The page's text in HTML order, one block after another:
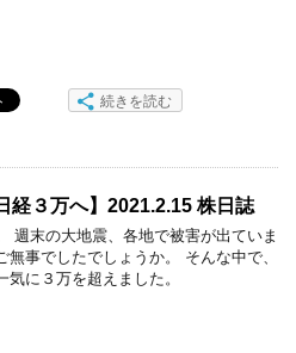
続きを読む
経３万へ】2021.2.15 株日誌
週末の大地震、各地で被害が出ていま
無事でしたでしょうか。 そんな中で、
気に３万を超えました。